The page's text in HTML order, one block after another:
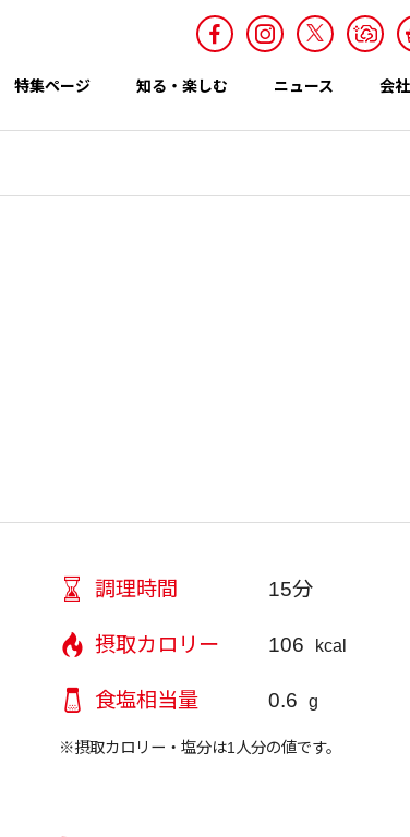
特集ページ 知る・楽しむ ニュース 会
調理時間 15分
摂取カロリー 106 kcal
食塩相当量 0.6 g
※摂取カロリー・塩分は1人分の値です。